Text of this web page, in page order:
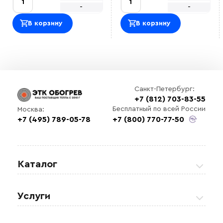
ОТличный саморег , покупался на отрез , адекватная
цена.<br> Использовали для обогрева емкости с
водой зимой, на производстве<br>
Оставить отзыв
файл
-
В корзину
-
В корзину
Санкт-Петербург:
+7 (812) 703-83-55
Москва:
+7 (495) 789-05-78
Бесплатный по всей России
+7 (800) 770-77-50
Каталог
Услуги